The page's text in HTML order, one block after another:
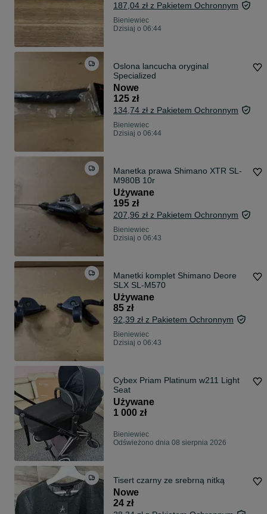
187,04 zł z Pakietem Ochronnym
Bieniewiec
Dzisiaj o 06:44
Oslona lancucha oryginal
Specialized
Nowe
125 zł
134,74 zł z Pakietem Ochronnym
Bieniewiec
Dzisiaj o 06:44
Manetka prawa Shimano XTR SL-
M980B 10r
Używane
195 zł
207,96 zł z Pakietem Ochronnym
Bieniewiec
Dzisiaj o 06:43
Manetki komplet Shimano Deore
SLX SL-M570
Używane
85 zł
92,39 zł z Pakietem Ochronnym
Bieniewiec
Dzisiaj o 06:43
Cybex Priam Platinum w211 Light
Seat
Używane
1 000 zł
Bieniewiec
Odświeżono dnia 08 sierpnia 2026
Tisert czarny ze srebrną nitką
Nowe
24 zł